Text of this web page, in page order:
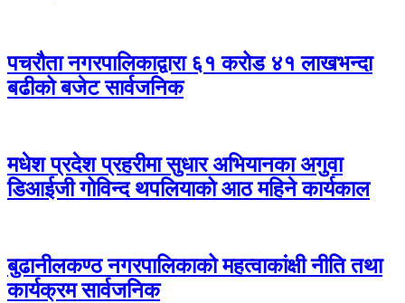
पचरौता नगरपालिकाद्वारा ६१ करोड ४१ लाखभन्दा
बढीको बजेट सार्वजनिक
मधेश प्रदेश प्रहरीमा सुधार अभियानका अगुवा
डिआईजी गोविन्द थपलियाको आठ महिने कार्यकाल
बुढानीलकण्ठ नगरपालिकाको महत्वाकांक्षी नीति तथा
कार्यक्रम सार्वजनिक